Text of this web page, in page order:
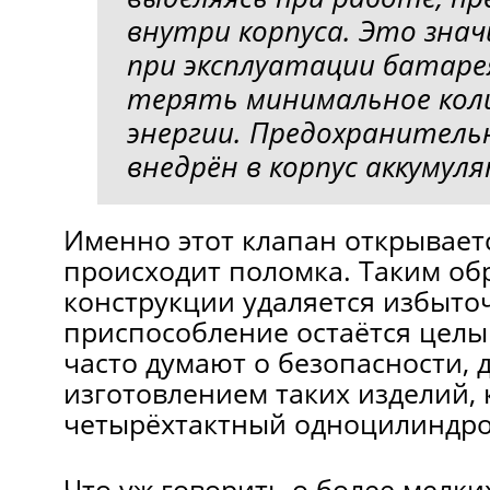
внутри корпуса. Это
при эксплуатации
терять минимальное
энергии.
внедрён в корпус
Именно этот клапан
происходит поломка. Таким
конструкции удаляется
приспособление остаётся
часто думают о безопасности,
изготовлением таких изделий,
четырёхтактный